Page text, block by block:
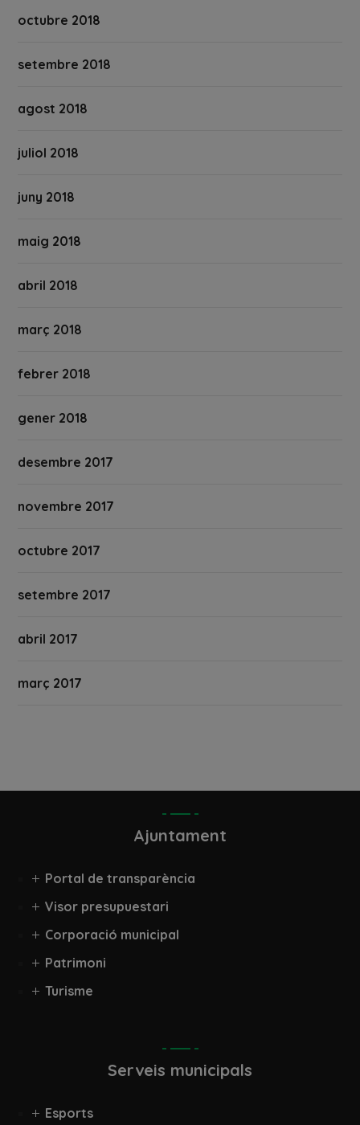
octubre 2018
setembre 2018
agost 2018
juliol 2018
juny 2018
maig 2018
abril 2018
març 2018
febrer 2018
gener 2018
desembre 2017
novembre 2017
octubre 2017
setembre 2017
abril 2017
març 2017
Ajuntament
Portal de transparència
Visor presupuestari
Corporació municipal
Patrimoni
Turisme
Serveis municipals
Esports